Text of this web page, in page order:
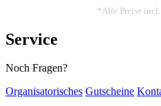
*Alle Preise incl.
Service
Noch Fragen?
Organisatorisches Gutscheine